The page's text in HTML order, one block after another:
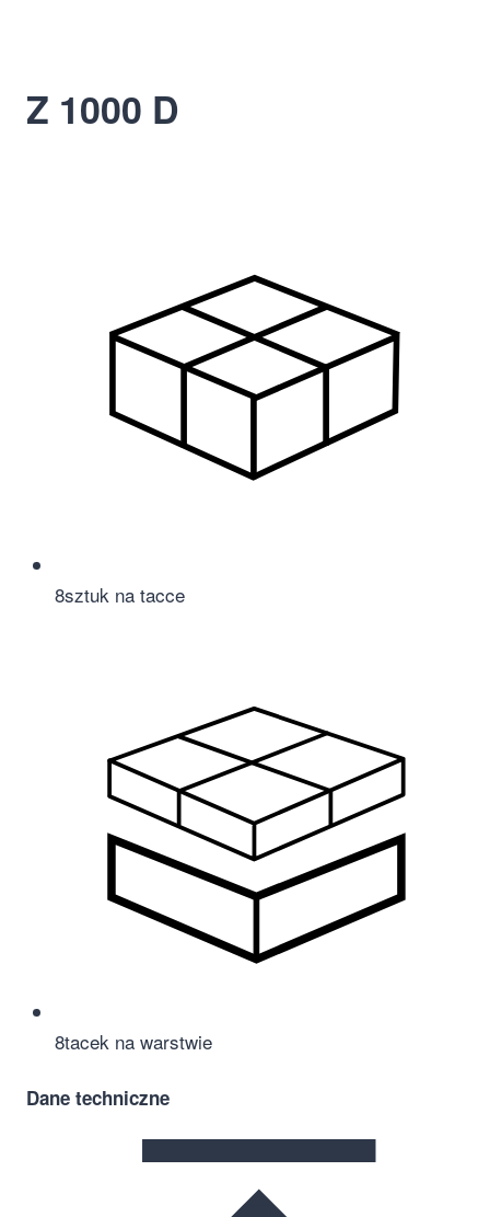
Z 1000 D
8sztuk na tacce
8tacek na warstwie
Dane techniczne